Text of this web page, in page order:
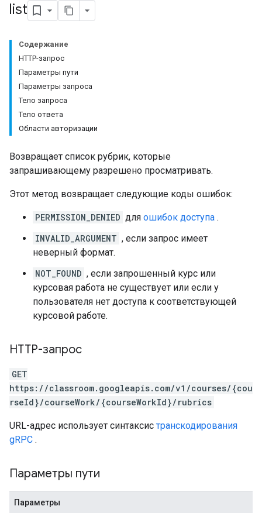
list
Содержание
HTTP-запрос
Параметры пути
Параметры запроса
Тело запроса
Тело ответа
Области авторизации
Возвращает список рубрик, которые
запрашивающему разрешено просматривать.
Этот метод возвращает следующие коды ошибок:
PERMISSION_DENIED для ошибок доступа .
INVALID_ARGUMENT , если запрос имеет
неверный формат.
NOT_FOUND , если запрошенный курс или
курсовая работа не существует или если у
пользователя нет доступа к соответствующей
курсовой работе.
HTTP-запрос
GET
https://classroom.googleapis.com/v1/courses/{cou
rseId}/courseWork/{courseWorkId}/rubrics
URL-адрес использует синтаксис транскодирования
gRPC .
Параметры пути
Параметры